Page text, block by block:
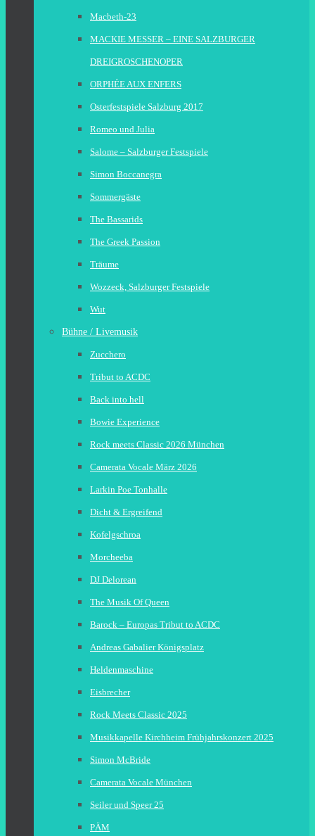
Macbeth-23
MACKIE MESSER – EINE SALZBURGER
DREIGROSCHENOPER
ORPHÉE AUX ENFERS
Osterfestspiele Salzburg 2017
Romeo und Julia
Salome – Salzburger Festspiele
Simon Boccanegra
Sommergäste
The Bassarids
The Greek Passion
Träume
Wozzeck, Salzburger Festspiele
Wut
Bühne / Livemusik
Zucchero
Tribut to ACDC
Back into hell
Bowie Experience
Rock meets Classic 2026 München
Camerata Vocale März 2026
Larkin Poe Tonhalle
Dicht & Ergreifend
Kofelgschroa
Morcheeba
DJ Delorean
The Musik Of Queen
Barock – Europas Tribut to ACDC
Andreas Gabalier Königsplatz
Heldenmaschine
Eisbrecher
Rock Meets Classic 2025
Musikkapelle Kirchheim Frühjahrskonzert 2025
Simon McBride
Camerata Vocale München
Seiler und Speer 25
PÄM